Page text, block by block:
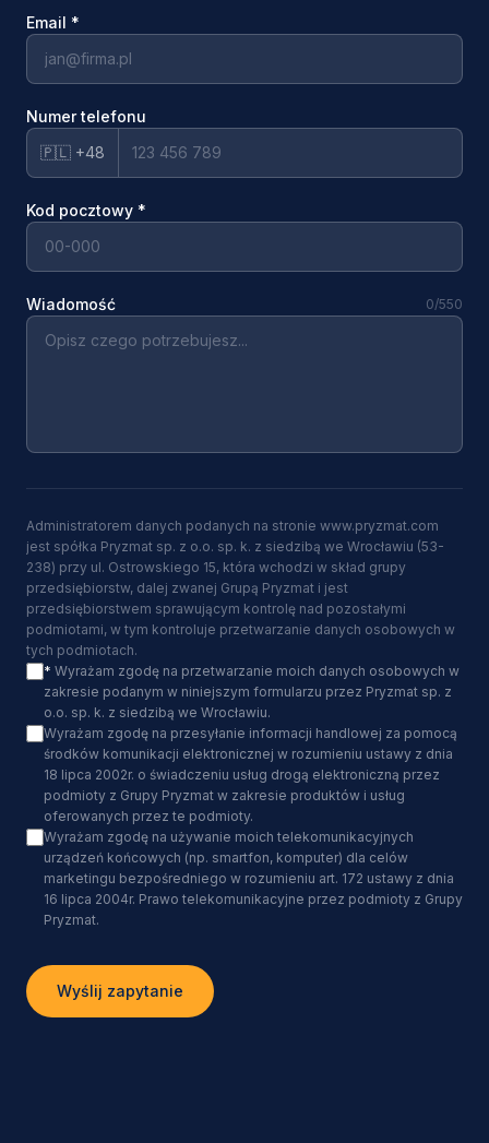
Email *
Numer telefonu
🇵🇱 +48
Kod pocztowy *
Wiadomość 0/550
Administratorem danych podanych na stronie www.pryzmat.com
jest spółka Pryzmat sp. z o.o. sp. k. z siedzibą we Wrocławiu (53-
238) przy ul. Ostrowskiego 15, która wchodzi w skład grupy
przedsiębiorstw, dalej zwanej Grupą Pryzmat i jest
przedsiębiorstwem sprawującym kontrolę nad pozostałymi
podmiotami, w tym kontroluje przetwarzanie danych osobowych w
tych podmiotach.
* Wyrażam zgodę na przetwarzanie moich danych osobowych w
zakresie podanym w niniejszym formularzu przez Pryzmat sp. z
o.o. sp. k. z siedzibą we Wrocławiu.
Wyrażam zgodę na przesyłanie informacji handlowej za pomocą
środków komunikacji elektronicznej w rozumieniu ustawy z dnia
18 lipca 2002r. o świadczeniu usług drogą elektroniczną przez
podmioty z Grupy Pryzmat w zakresie produktów i usług
oferowanych przez te podmioty.
Wyrażam zgodę na używanie moich telekomunikacyjnych
urządzeń końcowych (np. smartfon, komputer) dla celów
marketingu bezpośredniego w rozumieniu art. 172 ustawy z dnia
16 lipca 2004r. Prawo telekomunikacyjne przez podmioty z Grupy
Pryzmat.
Wyślij zapytanie